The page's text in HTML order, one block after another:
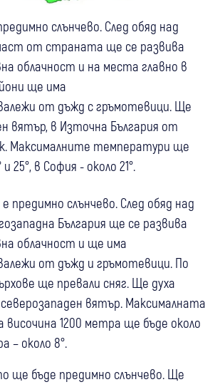
слънчево. След обяд над
от страната ще се развива
облачност и на места главно в
ще има
от дъжд с гръмотевици. Ще
вятър, в Източна България от
Максималните температури ще
25°, в София - около 21°.
предимно слънчево. След обяд над
България ще се развива
облачност и ще има
от дъжд и гръмотевици. По
ще превали сняг. Ще духа
вятър. Максималната
1200 метра ще бъде около
– около 8°.
ще бъде предимно слънчево. Ще